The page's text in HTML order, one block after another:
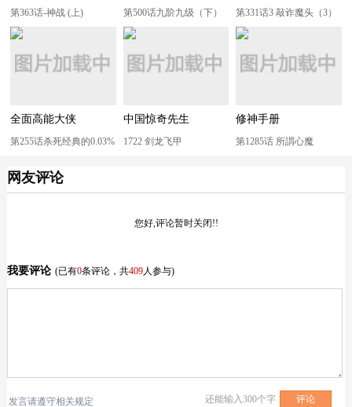
第363话-神战 (上) 第500话九阶九级（下） 第331话3 敲诈魔头（3）
全面高能大侠
第255话杀死经典的0.03%
中国惊奇先生
1722 剑龙飞甲
修神手册
第1285话 所謂心魔
网友评论
您好,评论暂时关闭!!
我要评论 (已有0条评论，共409人参与)
发言请遵守相关规定 还能输入300个字